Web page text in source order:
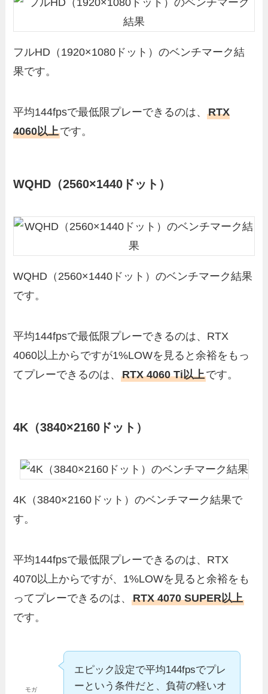
フルHD（1920×1080ドット）のベンチマーク結
果です。
平均144fpsで最低限プレーできるのは、RTX
4060以上です。
WQHD（2560×1440ドット）
WQHD（2560×1440ドット）のベンチマーク結果
です。
平均144fpsで最低限プレーできるのは、RTX
4060以上からですが1%LOWを見ると余裕をもっ
てプレーできるのは、RTX 4060 Ti以上です。
4K（3840×2160ドット）
4K（3840×2160ドット）のベンチマーク結果で
す。
平均144fpsで最低限プレーできるのは、RTX
4070以上からですが、1%LOWを見ると余裕をも
ってプレーできるのは、RTX 4070 SUPER以上
です。
モガ
エピック設定で平均144fpsでプレ
ーという条件だと、負荷の軽いオ